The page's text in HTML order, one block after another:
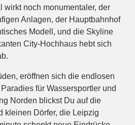
wirkt noch monumentaler, der
Anlagen, der Hauptbahnhof
Modell, und die Skyline
City-Hochhaus hebt sich
eröffnen sich die endlosen
für Wassersportler und
Norden blickst Du auf die
kleinen Dörfer, die Leipzig